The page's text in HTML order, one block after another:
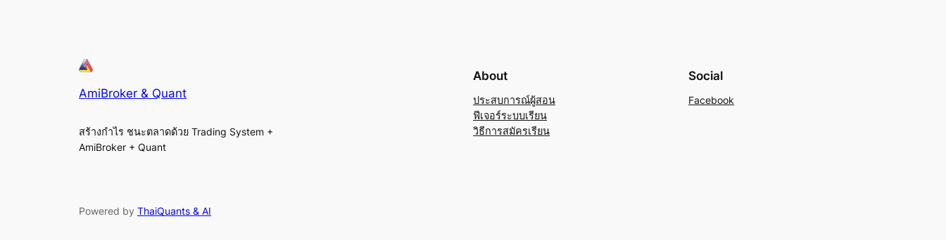
AmiBroker & Quant
สร้างกำไร ชนะตลาดด้วย Trading System +
AmiBroker + Quant
About
ประสบการณ์ผู้สอน
ฟีเจอร์ระบบเรียน
วิธีการสมัครเรียน
Social
Facebook
Powered by ThaiQuants & AI